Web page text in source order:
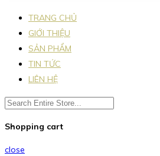
TRANG CHỦ
GIỚI THIỆU
SẢN PHẨM
TIN TỨC
LIÊN HỆ
Shopping cart
close